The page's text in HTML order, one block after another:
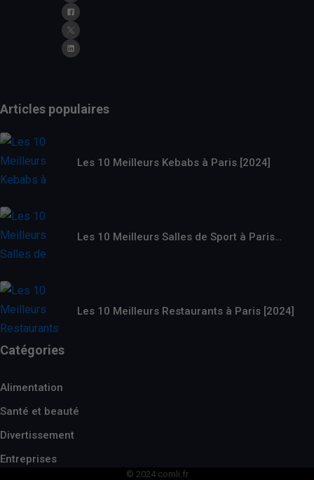
Articles populaires
Les 10 Meilleurs Kebabs à Paris [2024]
Les 10 Meilleurs Salles de Sport à Paris…
Les 10 Meilleurs Restaurants à Paris [2024]
Catégories
Alimentation
Santé et beauté
Divertissement
Entreprises
© 2024 comli.fr